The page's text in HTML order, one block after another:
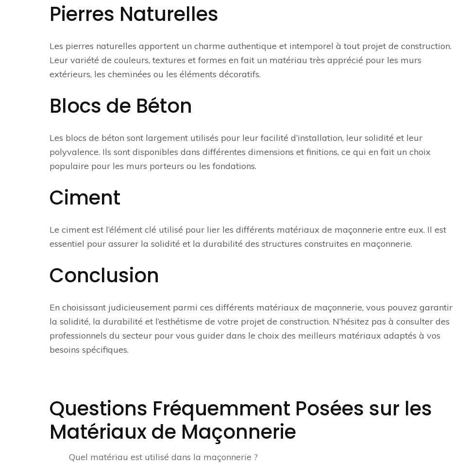
Pierres Naturelles
Les pierres naturelles apportent un charme authentique et intemporel à tout projet de construction.
Leur variété de couleurs, textures et formes en fait un matériau très apprécié pour les murs
extérieurs, les cheminées ou les éléments décoratifs.
Blocs de Béton
Les blocs de béton sont largement utilisés pour leur facilité d’installation, leur solidité et leur
polyvalence. Ils sont disponibles dans différentes dimensions et finitions, ce qui en fait un choix
populaire pour les murs porteurs ou les fondations.
Ciment
Le ciment est l’élément clé utilisé pour lier les différents matériaux de maçonnerie entre eux. Il est
essentiel pour assurer la solidité et la durabilité des structures construites en maçonnerie.
Conclusion
En choisissant judicieusement parmi ces différents matériaux de maçonnerie, vous pouvez garantir
la solidité, la durabilité et l’esthétisme de votre projet de construction. N’hésitez pas à consulter des
professionnels du secteur pour vous guider dans le choix des meilleurs matériaux adaptés à vos
besoins spécifiques.
Questions Fréquemment Posées sur les
Matériaux de Maçonnerie
Quel matériau est utilisé dans la maçonnerie ?